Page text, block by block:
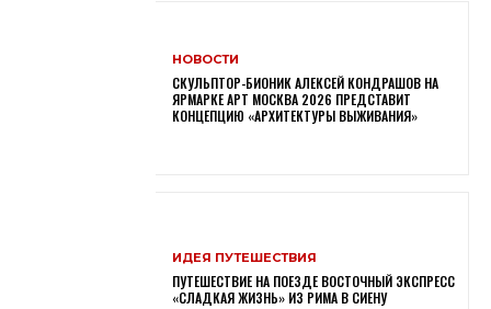
НОВОСТИ
СКУЛЬПТОР-БИОНИК АЛЕКСЕЙ КОНДРАШОВ НА
ЯРМАРКЕ АРТ МОСКВА 2026 ПРЕДСТАВИТ
КОНЦЕПЦИЮ «АРХИТЕКТУРЫ ВЫЖИВАНИЯ»
ИДЕЯ ПУТЕШЕСТВИЯ
ПУТЕШЕСТВИЕ НА ПОЕЗДЕ ВОСТОЧНЫЙ ЭКСПРЕСС
«СЛАДКАЯ ЖИЗНЬ» ИЗ РИМА В СИЕНУ